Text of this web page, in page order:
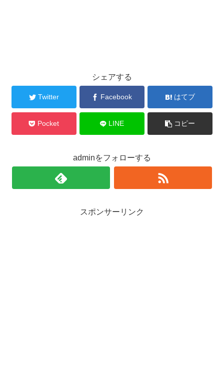
シェアする
Twitter Facebook はてブ
Pocket LINE コピー
adminをフォローする
スポンサーリンク